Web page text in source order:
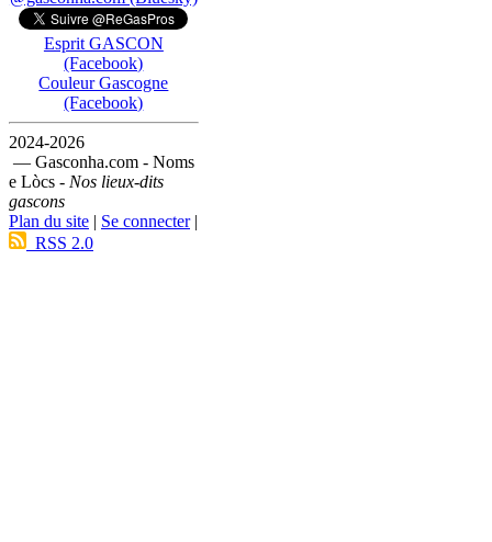
Esprit GASCON
(Facebook)
Couleur Gascogne
(Facebook)
2024-2026
— Gasconha.com - Noms
e Lòcs - Nos lieux-dits
gascons
Plan du site | Se connecter|
RSS 2.0